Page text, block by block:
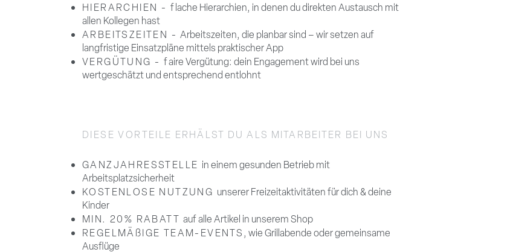
HIERARCHIEN - f lache Hierarchien, in denen du direkten Austausch mit
allen Kollegen hast
ARBEITSZEITEN -Arbeitszeiten, die planbar sind – wir setzen auf
langfristige Einsatzpläne mittels praktischer App
VERGÜTUNG - faire Vergütung: dein Engagement wird bei uns
wertgeschätzt und entsprechend entlohnt
DIESE VORTEILE ERHÄLST DU ALS MITARBEITER BEI UNS
GANZJAHRESSTELLE in einem gesunden Betrieb mit
Arbeitsplatzsicherheit
KOSTENLOSE NUTZUNG unserer Freizeitaktivitäten für dich & deine
Kinder
MIN. 20% RABATTauf alle Artikel in unserem Shop
REGELMÄßIGE TEAM-EVENTS , wie Grillabende oder gemeinsame
Ausflüge